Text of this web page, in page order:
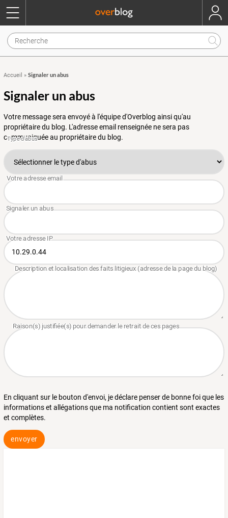
Accueil » Signaler un abus
Signaler un abus
Votre message sera envoyé à l'équipe d'Overblog ainsi qu'au
propriétaire du blog. L'adresse email renseignée ne sera pas
communiquée au propriétaire du blog.
En cliquant sur le bouton d'envoi, je déclare penser de bonne foi que les
informations et allégations que ma notification contient sont exactes
et complètes.
envoyer